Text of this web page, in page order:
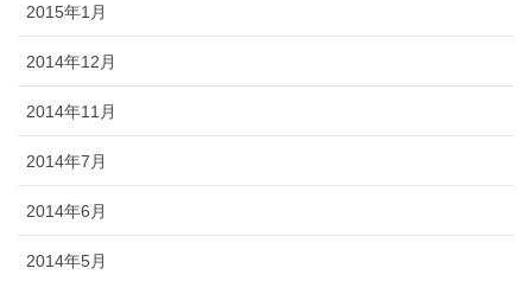
2015年1月
2014年12月
2014年11月
2014年7月
2014年6月
2014年5月